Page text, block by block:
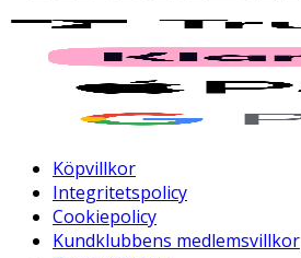
Köpvillkor
Integritetspolicy
Cookiepolicy
Kundklubbens medlemsvillkor